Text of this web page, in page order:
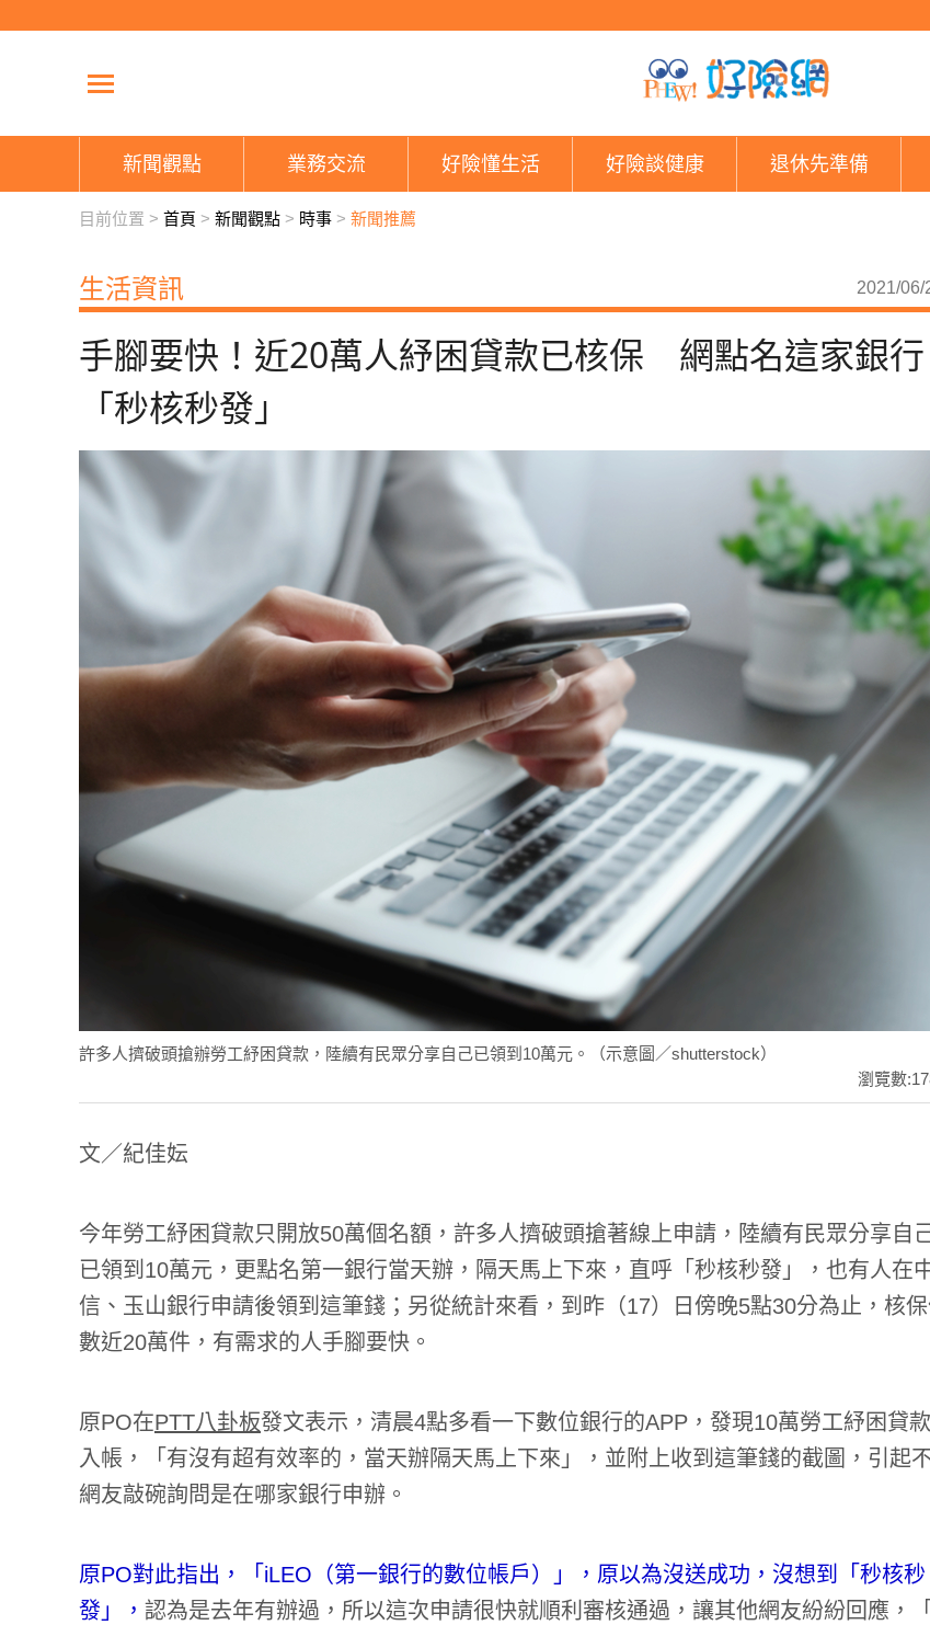
手腳要快！
新聞觀點 業務交流 好險懂生活 好險談健康 退休先準備
目前位置 > 首頁 > 新聞觀點 > 時事 > 新聞推薦
生活資訊 2021/06/
手腳要快！近20萬人紓困貸款已核保 網點名這家銀行
「秒核秒發」
許多人擠破頭搶辦勞工紓困貸款，陸續有民眾分享自己已領到10萬元。（示意圖／shutterstock）
瀏覽數
文／紀佳妘
今年勞工紓困貸款只開放50萬個名額，許多人擠破頭搶著線上申請，陸續有民眾分享自
已領到10萬元，更點名第一銀行當天辦，隔天馬上下來，直呼「秒核秒發」，也有人在
信、玉山銀行申請後領到這筆錢；另從統計來看，到昨（17）日傍晚5點30分為止，核
數近20萬件，有需求的人手腳要快。
原PO在PTT八卦板發文表示，清晨4點多看一下數位銀行的APP，發現10萬勞工紓困貸
入帳，「有沒有超有效率的，當天辦隔天馬上下來」，並附上收到這筆錢的截圖，引起
網友敲碗詢問是在哪家銀行申辦。
原PO對此指出，「iLEO（第一銀行的數位帳戶）」，原以為沒送成功，沒想到「秒核秒
發」， 認為是去年有辦過，所以這次申請很快就順利審核通過，讓其他網友紛紛回應，